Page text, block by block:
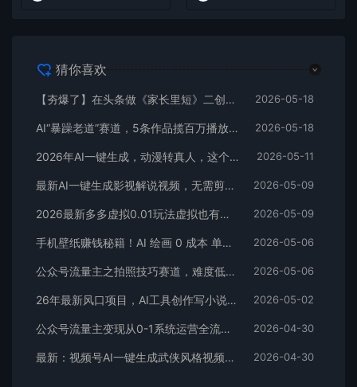
猜你喜欢
【夯爆了】在头条做《家长里短》二创小故事，这个月收益2w+ 2026-05-18
AI“暴躁老道”赛道，5条作品揽百万播放！（附变现全攻略） 2026-05-18
2026年AI一键生成，动漫转真人，这个月靠这个AI赚了2W+ 2026-05-11
最新AI一键生成影视解说视频，无需剪辑3分钟1条，条条爆款，多平台变现日入2000+ 2026-05-09
2026最新多多虚拟0.01玩法虚拟也有新门路轻松日入2500! 2026-05-09
手机壁纸赚钱秘籍！AI 绘画 0 成本 单店狂销 3.8 万单 2026-05-06
公众号流量主之拍照技巧赛道，难度低+流量大，起号第一篇就爆了10w阅读！ 2026-05-06
26年最新风口项目，AI工具创作写小说，轻松实现日入1000+ 2026-05-02
公众号流量主变现从0-1系统运营全流程讲解！ 2026-04-30
最新：视频号AI一键生成武侠风格视频，狂撸视频号分成收益，学完轻松日入1000+ 2026-04-30